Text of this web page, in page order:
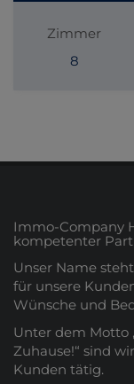
Zimmer
8
Immo-Company
kompetenter
Unser Name
für unsere
Wünsche und
Unter dem Motto
Zuhause!“ sind
Kunden tätig.